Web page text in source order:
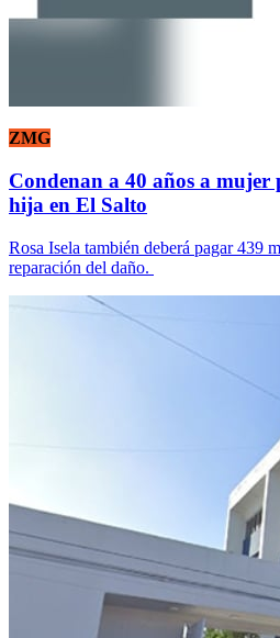
ZMG
Condenan a 40 años a mujer
hija en El Salto
Rosa Isela también deberá pagar 439
reparación del daño.